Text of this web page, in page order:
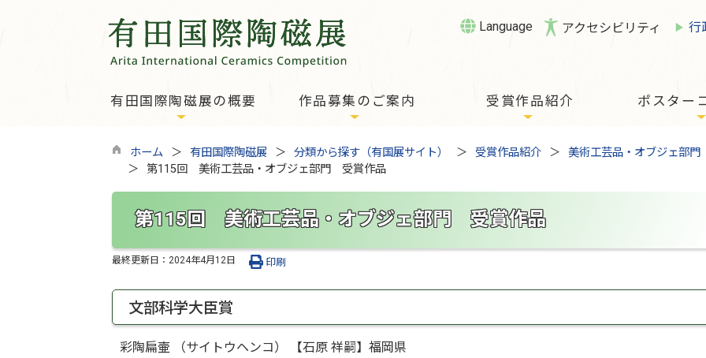
Language アクセシビリティ 行
有田国際陶磁展の概要 作品募集のご案内 受賞作品紹介 ポスター
ホーム 有田国際陶磁展 分類から探す（有国展サイト） 受賞作品紹介
美術工芸品・オブジェ部
第115回 美術工芸品・オブジェ部門 受賞作品
第115回 美術工芸品・オブジェ部門 受賞作品
最終更新日： 2024年4月12日 印刷
文部科学大臣賞
彩陶扁壷 （サイトウヘンコ） 【石原 祥嗣】福岡県